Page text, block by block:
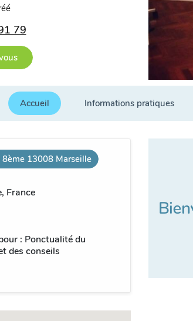
79
Accueil Informations pratiques
13008 Marseille
France
: Ponctualité du
des conseils